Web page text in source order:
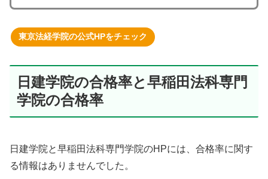
東京法経学院の公式HPをチェック
日建学院の合格率と早稲田法科専門
学院の合格率
日建学院と早稲田法科専門学院のHPには、合格率に関す
る情報はありませんでした。